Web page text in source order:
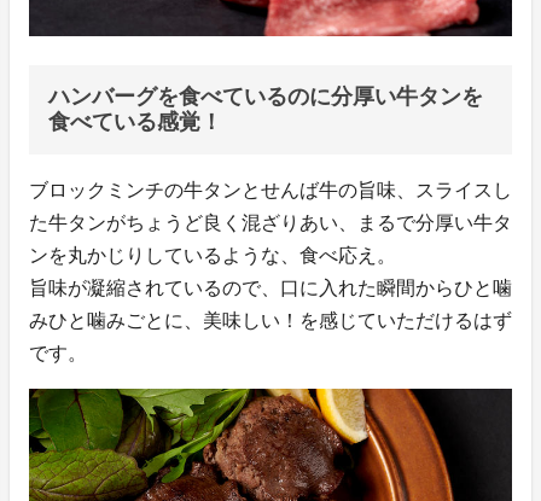
ハンバーグを食べているのに分厚い牛タンを
食べている感覚！
ブロックミンチの牛タンとせんば牛の旨味、スライスし
た牛タンがちょうど良く混ざりあい、まるで分厚い牛タ
ンを丸かじりしているような、食べ応え。
旨味が凝縮されているので、口に入れた瞬間からひと噛
みひと噛みごとに、美味しい！を感じていただけるはず
です。